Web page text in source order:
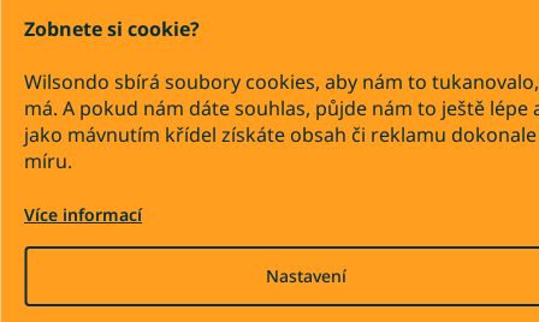
Zobnete si cookie?
Wilsondo sbírá soubory cookies, aby nám to
má. A pokud nám dáte souhlas, půjde nám to ještě lépe
jako mávnutím křídel získáte obsah či reklamu
míru.
Více informací
Nastavení